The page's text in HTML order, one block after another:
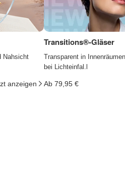
Nahsicht
anzeigen
Transitions®-Gläser
Transparent in
bei Lichteinfal.l
Ab 79,95 €